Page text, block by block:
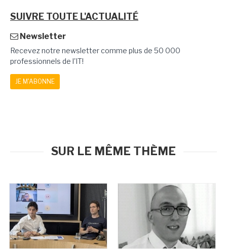
SUIVRE TOUTE L'ACTUALITÉ
Newsletter
Recevez notre newsletter comme plus de 50 000
professionnels de l'IT!
JE M'ABONNE
SUR LE MÊME THÈME